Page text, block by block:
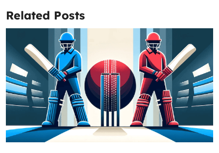
Related Posts